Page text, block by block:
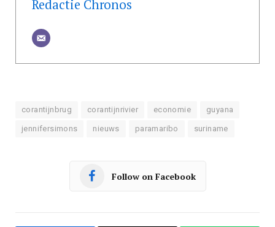
Redactie Chronos
corantijnbrug corantijnrivier economie guyana
jennifersimons nieuws paramaribo suriname
Follow on Facebook